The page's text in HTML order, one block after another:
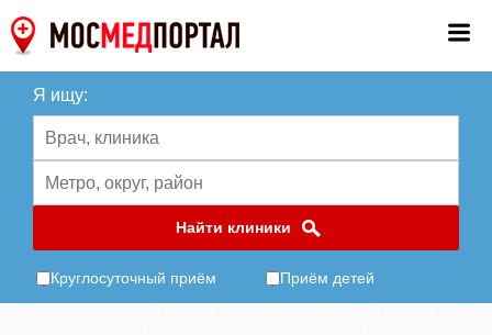
Я ищу:
Найти клиники
Круглосуточный приём Приём детей